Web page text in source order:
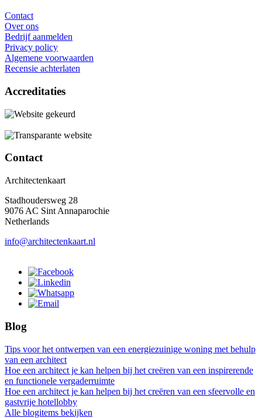
Contact
Over ons
Bedrijf aanmelden
Privacy policy
Algemene voorwaarden
Recensie achterlaten
Accreditaties
Contact
Architectenkaart
Stadhoudersweg 28
9076 AC Sint Annaparochie
Netherlands
info@architectenkaart.nl
Blog
Tips voor het ontwerpen van een energiezuinige woning met behulp
van een architect
Hoe een architect je kan helpen bij het creëren van een inspirerende
en functionele vergaderruimte
Hoe een architect je kan helpen bij het creëren van een sfeervolle en
gastvrije hotellobby
Alle blogitems bekijken